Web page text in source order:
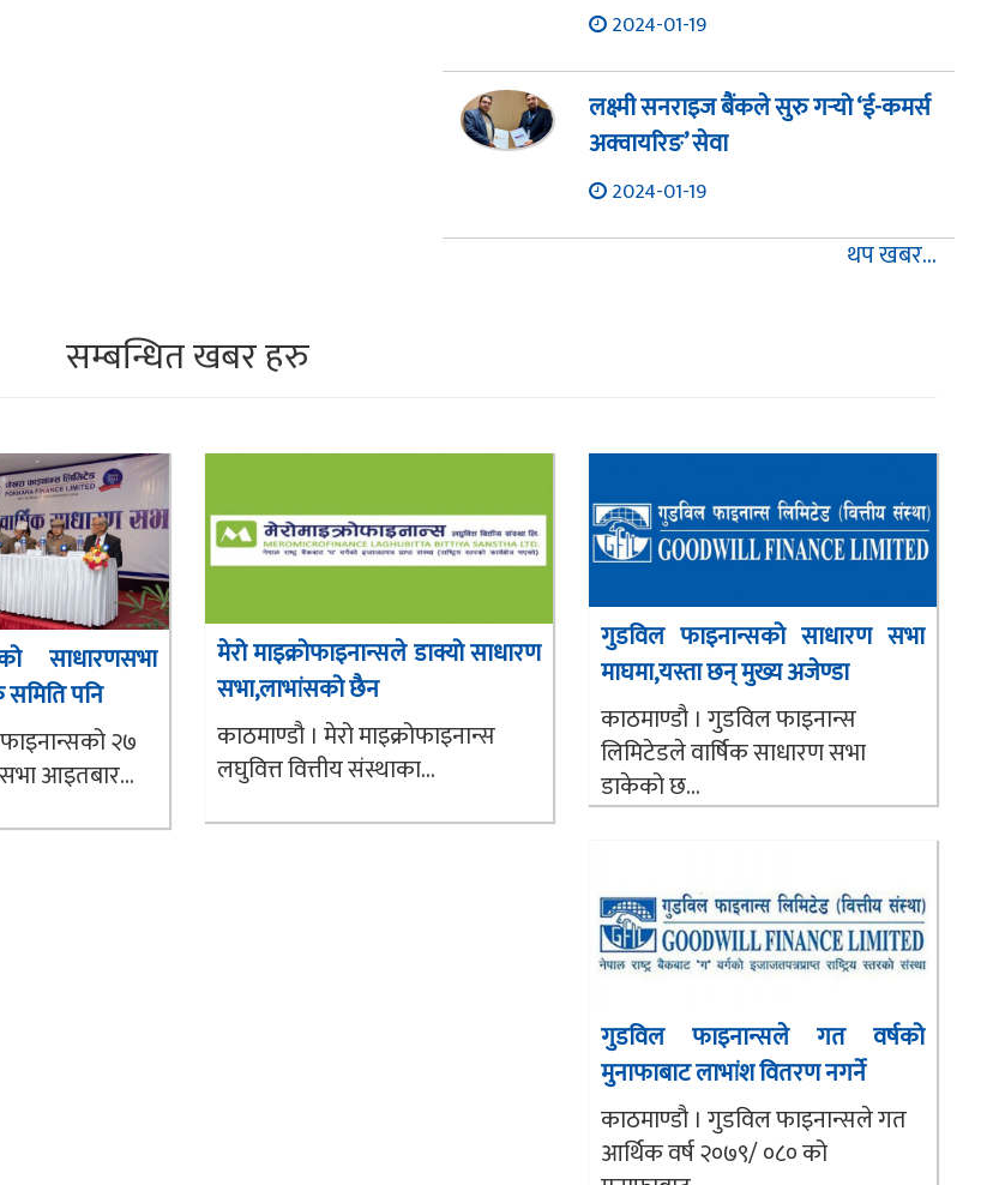
2024-01-19
लक्ष्मी सनराइज बैंकले सुरु गर्‍यो ‘ई-कमर्स
अक्वायरिङ’ सेवा
2024-01-19
थप खबर...
सम्बन्धित खबर हरु
साधारणसभा
समिति पनि
२७
आइतबार...
मेरो माइक्रोफाइनान्सले डाक्यो साधारण
सभा,लाभांसको छैन
काठमाण्डौ । मेरो माइक्रोफाइनान्स
लघुवित्त वित्तीय संस्थाका...
गुडविल फाइनान्सको साधारण सभा
माघमा,यस्ता छन् मुख्य अजेण्डा
काठमाण्डौ । गुडविल फाइनान्स
लिमिटेडले वार्षिक साधारण सभा
डाकेको छ...
गुडविल फाइनान्सले गत वर्षको
मुनाफाबाट लाभांश वितरण नगर्ने
काठमाण्डौ । गुडविल फाइनान्सले गत
आर्थिक वर्ष २०७९/ ०८० को